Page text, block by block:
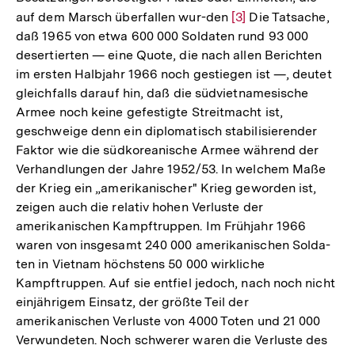
auf dem Marsch überfallen wur-den Zur
Auflösung
der
Fußnote
[3] Die Tatsache,
daß 1965 von etwa 600 000 Soldaten rund 93 000
desertierten — eine Quote, die nach allen Berichten
im ersten Halbjahr 1966 noch gestiegen ist —, deutet
gleichfalls darauf hin, daß die südvietnamesische
Armee noch keine gefestigte Streitmacht ist,
geschweige denn ein diplomatisch stabilisierender
Faktor wie die südkoreanische Armee während der
Verhandlungen der Jahre 1952/53. In welchem Maße
der Krieg ein „amerikanischer" Krieg geworden ist,
zeigen auch die relativ hohen Verluste der
amerikanischen Kampftruppen. Im Frühjahr 1966
waren von insgesamt 240 000 amerikanischen Solda-
ten in Vietnam höchstens 50 000 wirkliche
Kampftruppen. Auf sie entfiel jedoch, nach noch nicht
einjährigem Einsatz, der größte Teil der
amerikanischen Verluste von 4000 Toten und 21 000
Verwundeten. Noch schwerer waren die Verluste des